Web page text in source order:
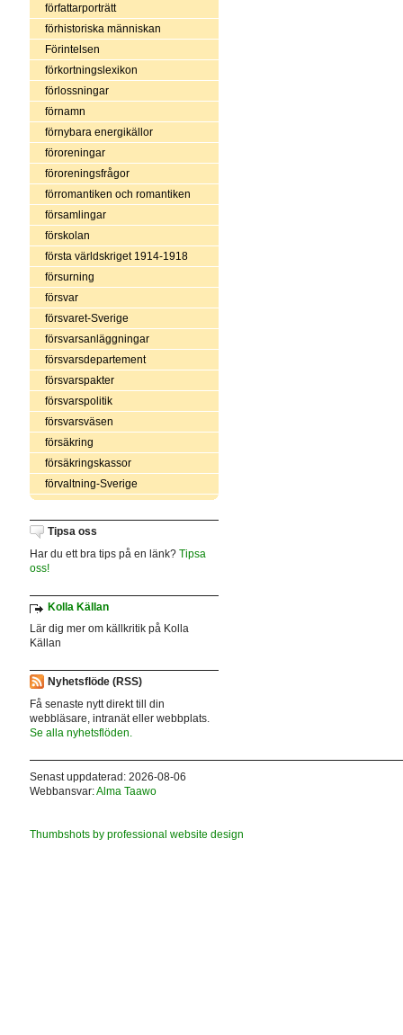
författarporträtt
förhistoriska människan
Förintelsen
förkortningslexikon
förlossningar
förnamn
förnybara energikällor
föroreningar
föroreningsfrågor
förromantiken och romantiken
församlingar
förskolan
första världskriget 1914-1918
försurning
försvar
försvaret-Sverige
försvarsanläggningar
försvarsdepartement
försvarspakter
försvarspolitik
försvarsväsen
försäkring
försäkringskassor
förvaltning-Sverige
Tipsa oss
Har du ett bra tips på en länk? Tipsa
oss!
Kolla Källan
Lär dig mer om källkritik på Kolla
Källan
Nyhetsflöde (RSS)
Få senaste nytt direkt till din
webbläsare, intranät eller webbplats.
Se alla nyhetsflöden.
Senast uppdaterad: 2026-08-06
Webbansvar:Alma Taawo
Thumbshots by professional website design